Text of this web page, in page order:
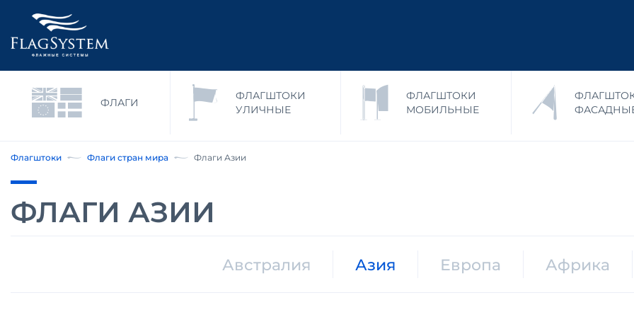
ФЛАГИ
ФЛАГШТОКИ
УЛИЧНЫЕ
ФЛАГШТОКИ
МОБИЛЬНЫЕ
Флагштоки Флаги стран мира Флаги Азии
ФЛАГИ АЗИИ
Австралия Азия Европа Африка